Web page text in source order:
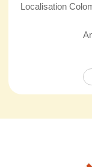
Localisation